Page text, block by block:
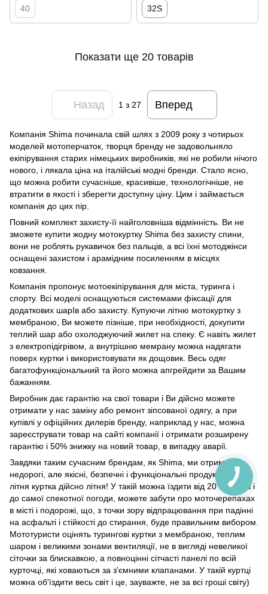
40 32S
Показати ще 20 товарів
Назад 1з 27 Вперед
Компанія Shima починала свій шлях з 2009 року з чотирьох
моделей мотоперчаток, творця бренду не задовольняло
екіпірування старих німецьких виробників, які не робили нічого
нового, і лякала ціна на італійські модні бренди. Стало ясно,
що можна робити сучасніше, красивіше, технологічніше, не
втратити в якості і зберегти доступну ціну. Цим і займається
компанія до цих пір.
Повний комплект захисту-її найголовніша відмінність. Ви не
зможете купити жодну мотокуртку Shima без захисту спини,
вони не роблять рукавичок без пальців, а всі їхні мотоджінси
оснащені захистом і арамідним посиленням в місцях
ковзання.
Компанія пропонує мотоекіпірування для міста, туринга і
спорту. Всі моделі оснащуються системами фіксації для
додаткових шарІв або захисту. Купуючи літню мотокуртку з
мембраною, Ви можете пізніше, при необхідності, докупити
теплий шар або охолоджуючий жилет на спеку. Є навіть жилет
з електропідігрівом, а внутрішню мемрану можна надягати
поверх куртки і використовувати як дощовик. Весь одяг
багатофункціональний та його можна апгрейдити за Вашим
бажанням.
Виробник дає гарантію на свої товари і Ви дійсно можете
отримати у нас заміну або ремонт зіпсованої одягу, а при
купівлі у офіційних дилерів бренду, наприклад у нас, можна
зареєструвати товар на сайті компанії і отримати розширену
гарантію і 50% знижку на новий товар, в випадку аварії.
Завдяки таким сучасним брендам, як Shima, ми отримуємо
недорогі, але якісні, безпечні і функціональні продукти. Тепер
літня куртка дійсно літня! У такій можна їздити від 20 градусів і
до самої спекотної погоди, можете забути про моточерепахах
в місті і подорожі, що, з точки зору відпрацювання при падінні
на асфальті і стійкості до стирання, буде правильним вибором.
Мототуристи оцінять турингові куртки з мембраною, теплим
шаром і великими зонами вентиляції, не в вигляді невеликої
сіточки за блискавкою, а повноцінні сітчасті панелі по всій
курточці, які ховаються за з'ємними клапанами. У такій куртці
можна об'їздити весь світ і це, зауважте, не за всі гроші світу)